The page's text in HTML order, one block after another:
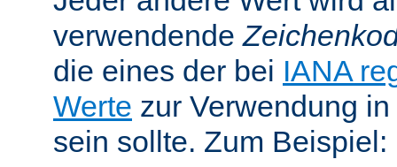
verwendende
die eines der bei IANA
Werte zur Verwendung
sein sollte. Zum Beispiel: